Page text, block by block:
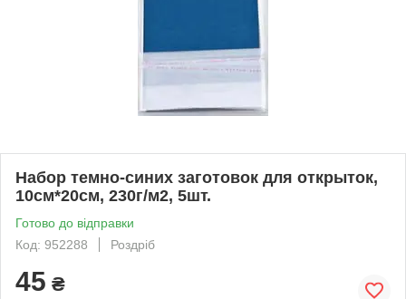
Набор темно-синих заготовок для открыток,
10см*20см, 230г/м2, 5шт.
Готово до відправки
Код: 952288
Роздріб
45 ₴